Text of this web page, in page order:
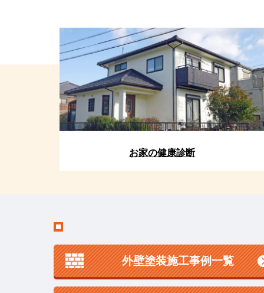
お家の健康診断
外壁塗装施工事例一覧